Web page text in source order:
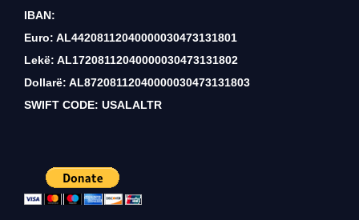
IBAN:
Euro: AL44208112040000030473131801
Lekë: AL17208112040000030473131802
Dollarë: AL87208112040000030473131803
SWIFT CODE: USALALTR